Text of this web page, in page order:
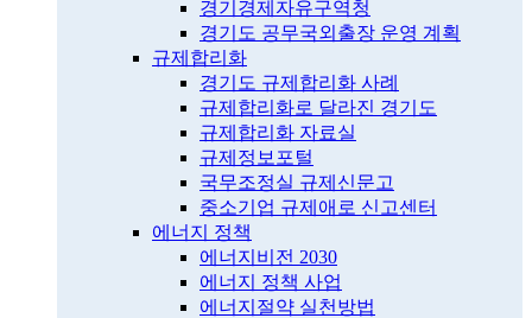
경기경제자유구역청
경기도 공무국외출장 운영 계획
규제합리화
경기도 규제합리화 사례
규제합리화로 달라진 경기도
규제합리화 자료실
규제정보포털
국무조정실 규제신문고
중소기업 규제애로 신고센터
에너지 정책
에너지비전 2030
에너지 정책 사업
에너지절약 실천방법